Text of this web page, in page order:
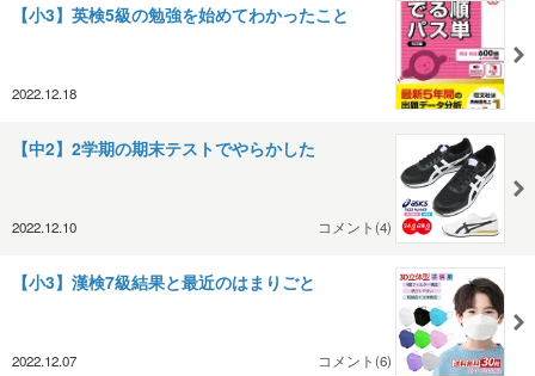
【小3】英検5級の勉強を始めてわかったこと
2022.12.18
【中2】2学期の期末テストでやらかした
2022.12.10 コメント(4)
【小3】漢検7級結果と最近のはまりごと
2022.12.07 コメント(6)